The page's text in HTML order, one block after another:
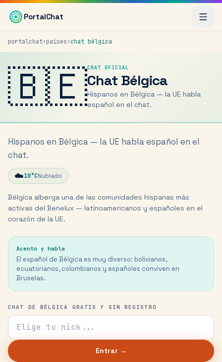
Saltar al contenido principal
PortalChat
portalchat›países›chat bélgica
🇧🇪CHAT OFICIAL
Chat Bélgica
Hispanos en Bélgica — la UE habla
español en el chat.
Hispanos en Bélgica — la UE habla español en el
chat.
☁️10°CNublado
Bélgica alberga una de las comunidades hispanas más
activas del Benelux — latinoamericanos y españoles en el
corazón de la UE.
Acento y habla
El español de Bélgica es muy diverso: bolivianos,
ecuatorianos, colombianos y españoles conviven en
Bruselas.
CHAT DE BÉLGICA GRATIS Y SIN REGISTRO
Tu nick para el chat
Entrar →